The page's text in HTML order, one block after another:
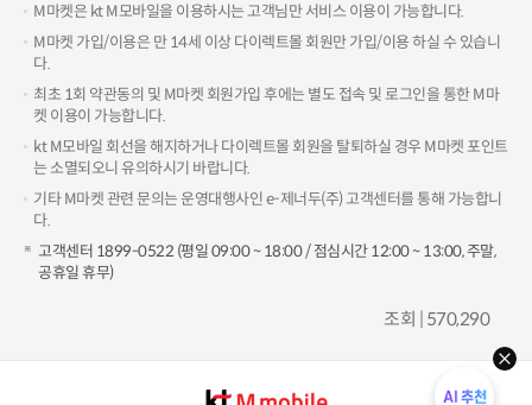
M마켓은 kt M모바일을 이용하시는 고객님만 서비스 이용이 가능합니다.
M마켓 가입/이용은 만 14세 이상 다이렉트몰 회원만 가입/이용 하실 수 있습니
다.
최초 1회 약관동의 및 M마켓 회원가입 후에는 별도 접속 및 로그인을 통한 M마
켓 이용이 가능합니다.
kt M모바일 회선을 해지하거나 다이렉트몰 회원을 탈퇴하실 경우 M마켓 포인트
는 소멸되오니 유의하시기 바랍니다.
기타 M마켓 관련 문의는 운영대행사인 e-제너두(주) 고객센터를 통해 가능합니
다.
고객센터 1899-0522 (평일 09:00 ~ 18:00 / 점심시간 12:00 ~ 13:00, 주말,
공휴일 휴무)
조회 | 570,290
help